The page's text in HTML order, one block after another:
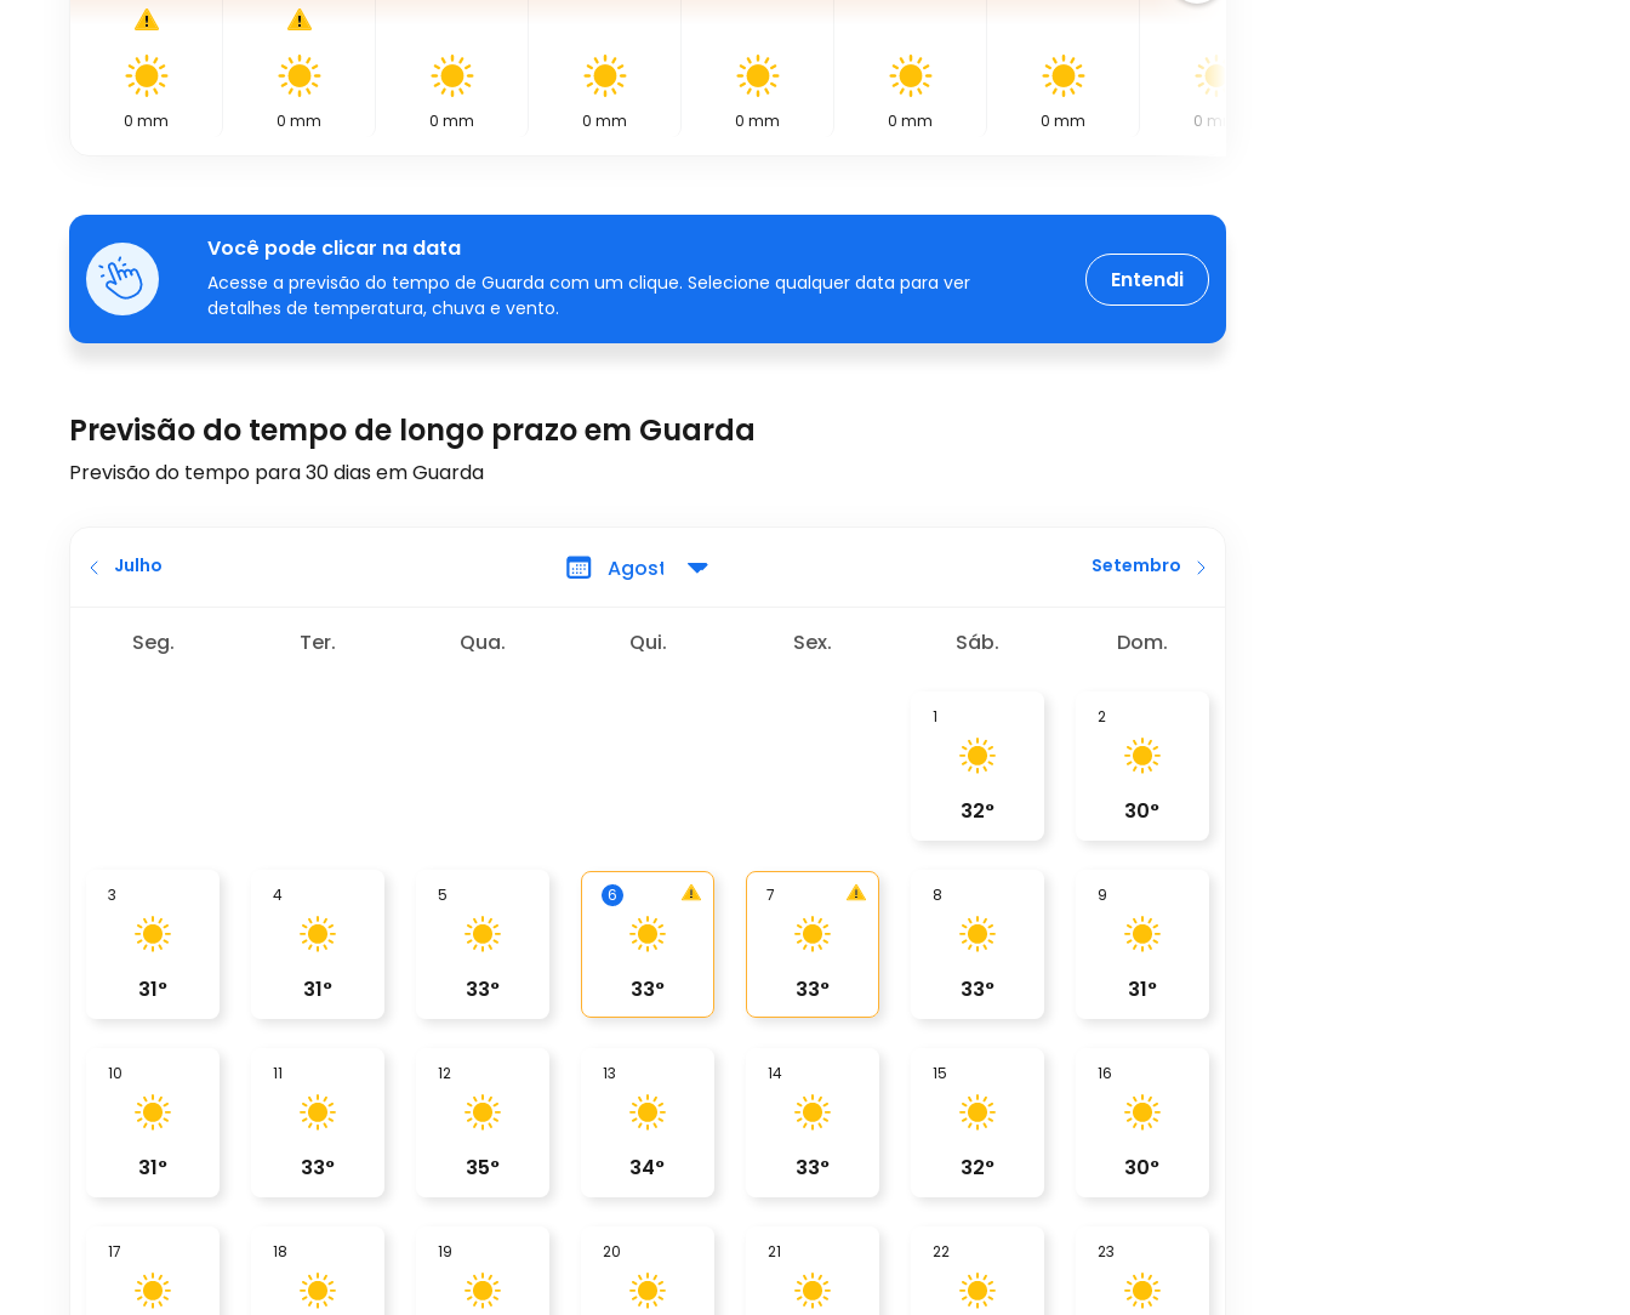
0 mm 0 mm 0 mm 0 mm 0 mm 0 mm 0 mm 0 mm
Você pode clicar na data
Acesse a previsão do tempo de Guarda com um clique. Selecione qualquer data para ver
detalhes de temperatura, chuva e vento.
Entendi
Previsão do tempo de longo prazo em Guarda
Previsão do tempo para 30 dias em Guarda
Julho Setembro
Seg. Ter. Qua. Qui. Sex. Sáb. Dom.
1
32°
2
30°
3
31°
4
31°
5
33°
6
33°
7
33°
8
33°
9
31°
10
31°
11
33°
12
35°
13
34°
14
33°
15
32°
16
30°
17 18 19 20 21 22 23